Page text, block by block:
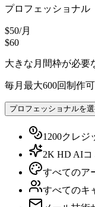
プロフェッショナル
$50/月
$60
大きな月間枠が必要
毎月最大600回制作
プロフェッショナルを
1200クレジ
2K HD AI
すべてのア
すべてのキ